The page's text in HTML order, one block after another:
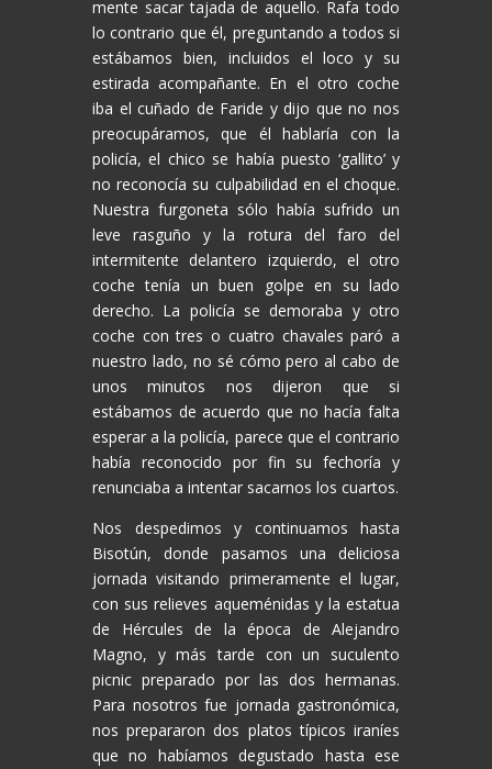
mente sacar tajada de aquello. Rafa todo
lo contrario que él, preguntando a todos si
estábamos bien, incluidos el loco y su
estirada acompañante. En el otro coche
iba el cuñado de Faride y dijo que no nos
preocupáramos, que él hablaría con la
policía, el chico se había puesto ‘gallito’ y
no reconocía su culpabilidad en el choque.
Nuestra furgoneta sólo había sufrido un
leve rasguño y la rotura del faro del
intermitente delantero izquierdo, el otro
coche tenía un buen golpe en su lado
derecho. La policía se demoraba y otro
coche con tres o cuatro chavales paró a
nuestro lado, no sé cómo pero al cabo de
unos minutos nos dijeron que si
estábamos de acuerdo que no hacía falta
esperar a la policía, parece que el contrario
había reconocido por fin su fechoría y
renunciaba a intentar sacarnos los cuartos.
Nos despedimos y continuamos hasta
Bisotún, donde pasamos una deliciosa
jornada visitando primeramente el lugar,
con sus relieves aqueménidas y la estatua
de Hércules de la época de Alejandro
Magno, y más tarde con un suculento
picnic preparado por las dos hermanas.
Para nosotros fue jornada gastronómica,
nos prepararon dos platos típicos iraníes
que no habíamos degustado hasta ese